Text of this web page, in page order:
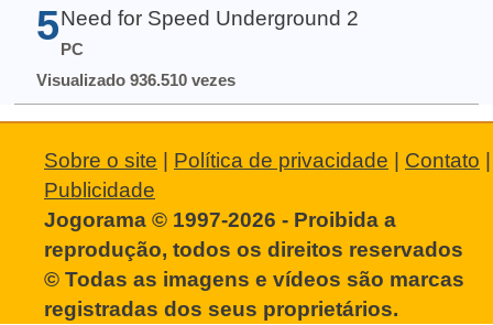
5 Need for Speed Underground 2
PC
Visualizado 936.510 vezes
Sobre o site | Política de privacidade | Contato |
Publicidade
Jogorama © 1997-2026 - Proibida a
reprodução, todos os direitos reservados
© Todas as imagens e vídeos são marcas
registradas dos seus proprietários.